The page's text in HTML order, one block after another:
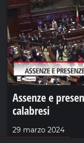
Assenze e
calabresi
29 marzo 2024